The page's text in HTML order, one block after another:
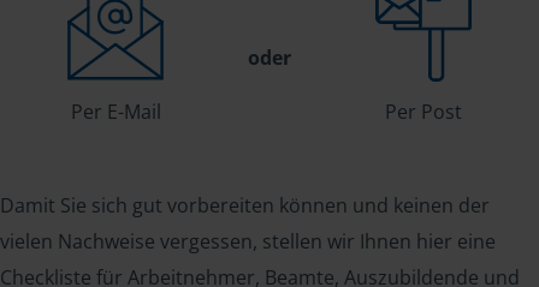
Per E-Mail
oder
Per Post
Damit Sie sich gut vorbereiten können und keinen der
vielen Nachweise vergessen, stellen wir Ihnen hier eine
Checkliste für Arbeitnehmer, Beamte, Auszubildende und